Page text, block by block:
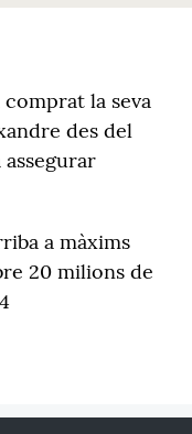
la seva
des del
a màxims
20 milions de